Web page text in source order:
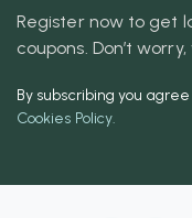
Register now to get
coupons. Don’t
By subscribing you
Cookies Policy.